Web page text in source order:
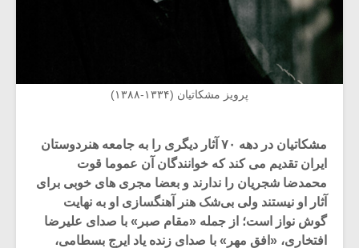
پرویز مشکاتیان (۱۳۳۴-۱۳۸۸)
مشکاتیان در دهه ۷۰ آثار دیگری را به جامعه هنردوستان
ایران تقدیم می کند که خوانندگان آن عموما قوت
محمدضا شجریان را ندارند و بعضا مجری های خوبی برای
آثار او نیستند ولی بی‌شک هنر آهنگسازی او به نهایت
گوش نواز است؛ از جمله «مقام صبر» با صدای علیرضا
افتخاری، «افق مهر» با صدای زنده یاد ایرج بسطامی،